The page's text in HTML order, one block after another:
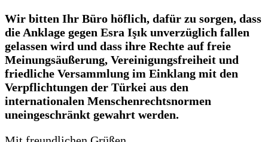
Wir bitten Ihr Büro höflich, dafür zu sorgen, dass
die Anklage gegen Esra Işık unverzüglich fallen
gelassen wird und dass ihre Rechte auf freie
Meinungsäußerung, Vereinigungsfreiheit und
friedliche Versammlung im Einklang mit den
Verpflichtungen der Türkei aus den
internationalen Menschenrechtsnormen
uneingeschränkt gewahrt werden.